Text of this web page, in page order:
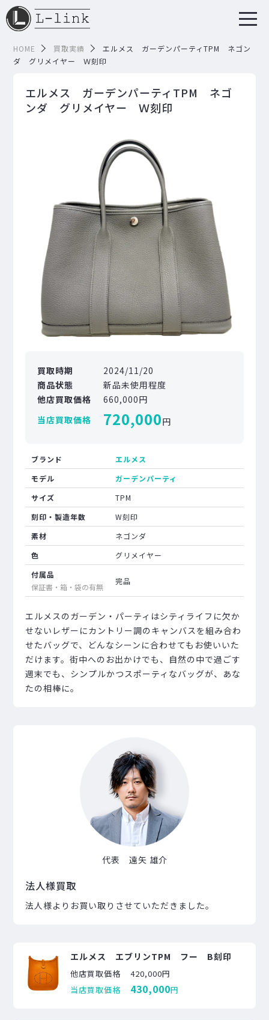
HOME 買取実績
エルメス ガーデンパーティTPM ネゴン
ダ グリメイヤー Ｗ刻印
エルメス ガーデンパーティTPM ネゴ
ンダ グリメイヤー Ｗ刻印
買取時期
2024/11/20
商品状態
新品未使用程度
他店買取価格
660,000円
当店買取価格
720,000円
ブランド
エルメス
モデル
ガーデンパーティ
サイズ
TPM
刻印・製造年数
W刻印
素材
ネゴンダ
色
グリメイヤー
付属品
保証書・箱・袋の有無
完品
エルメスのガーデン・パーティはシティライフに欠か
せないレザーにカントリー調のキャンバスを組み合わ
せたバッグで、どんなシーンに合わせてもお使いいた
だけます。街中へのお出かけでも、自然の中で過ごす
週末でも、シンプルかつスポーティなバッグが、あな
たの相棒に。
代表 遠矢 雄介
法人様買取
法人様よりお買い取りさせていただきました。
エルメス エブリンTPM フー B刻印
他店買取価格
420,000円
当店買取価格
430,000円